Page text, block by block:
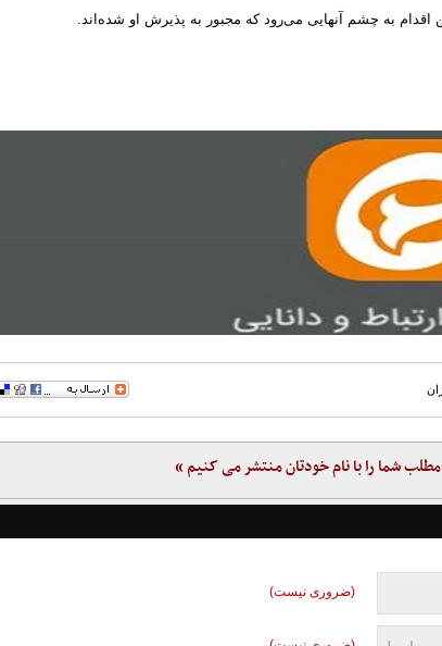
این اقدام به چشم آنهایی می‌رود که مجبور به پذیرش او شده‌اند.
شما را با نام خودتان منتشر می کنیم »
(ضروری نیست)